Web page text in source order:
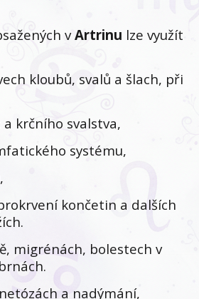
vArtrinu lze využít
kloubů, svalů a šlach, při
krčního svalstva,
systému,
končetin a dalších
migrénách, bolestech v
a nadýmání,